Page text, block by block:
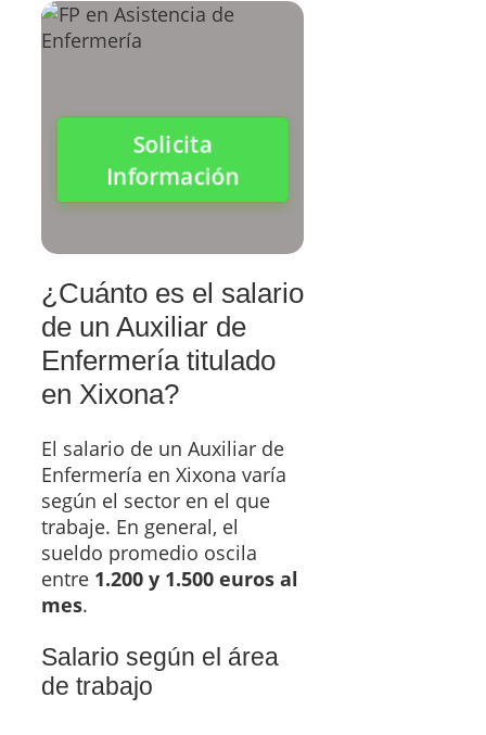
Solicita
Información
¿Cuánto es el salario
de un Auxiliar de
Enfermería titulado
en Xixona?
El salario de un Auxiliar de
Enfermería en Xixona varía
según el sector en el que
trabaje. En general, el
sueldo promedio oscila
entre 1.200 y 1.500 euros al
mes.
Salario según el área
de trabajo